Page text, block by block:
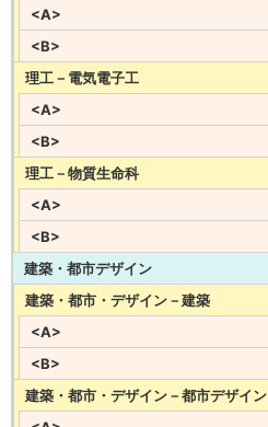
<A>
<B>
理工－電気電子工
<A>
<B>
理工－物質生命科
<A>
<B>
建築・都市デザイン
建築・都市・デザイン－建築
<A>
<B>
建築・都市・デザイン－都市デザイン